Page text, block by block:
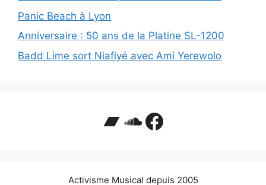
Panic Beach à Lyon
Anniversaire : 50 ans de la Platine SL-1200
Badd Lime sort Niafiyé avec Ami Yerewolo
Bandcamp
SoundCloud
Facebook
Activisme Musical depuis 2005